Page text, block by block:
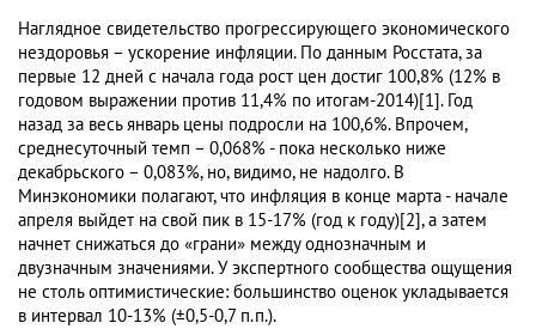
Наглядное свидетельство прогрессирующего экономического
нездоровья – ускорение инфляции. По данным Росстата, за
первые 12 дней с начала года рост цен достиг 100,8% (12% в
годовом выражении против 11,4% по итогам-2014)[1]. Год
назад за весь январь цены подросли на 100,6%. Впрочем,
среднесуточный темп – 0,068% - пока несколько ниже
декабрьского – 0,083%, но, видимо, не надолго. В
Минэкономики полагают, что инфляция в конце марта - начале
апреля выйдет на свой пик в 15-17% (год к году)[2], а затем
начнет снижаться до «грани» между однозначным и
двузначным значениями. У экспертного сообщества ощущения
не столь оптимистические: большинство оценок укладывается
в интервал 10-13% (±0,5-0,7 п.п.).